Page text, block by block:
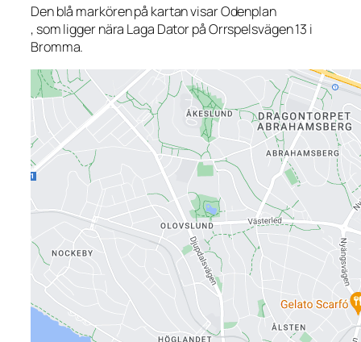
Den blå markören på kartan visar Odenplan
, som ligger nära Laga Dator på Orrspelsvägen 13 i
Bromma.